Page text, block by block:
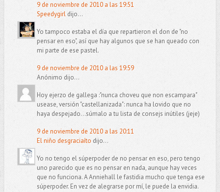
9 de noviembre de 2010 a las 19:51
Speedygirldijo...
Yo tampoco estaba el día que repartieron el don de "no
pensar en eso", así que hay algunos que se han queado con
mi parte de ese pastel.
9 de noviembre de 2010 a las 19:59
Anónimo dijo...
Hoy ejerzo de gallega :"nunca choveu que non escampara"
usease, versión "castellanizada": nunca ha lovido que no
haya despejado...súmalo a tu lista de consejs inútiles (jeje)
9 de noviembre de 2010 a las 20:11
El niño desgraciaíto dijo...
Yo no tengo el súperpoder de no pensar en eso, pero tengo
uno parecido que es no pensar en nada, aunque hay veces
que no funciona. A Anniehall le fastidia mucho que tenga ese
súperpoder. En vez de alegrarse por mí, le puede la envidia.